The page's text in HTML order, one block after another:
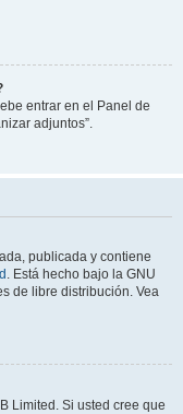
entrar en el Panel de
adjuntos”.
publicada y contiene
. Está hecho bajo la GNU
de libre distribución. Vea
Limited. Si usted cree que